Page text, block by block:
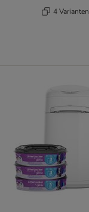
4 Varianten